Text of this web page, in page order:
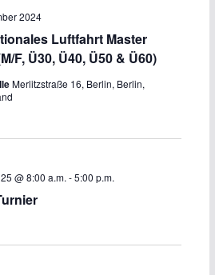
i
o
Luftfahrt Master
F, Ü30, Ü40, Ü50 & Ü60)
2024
Merlitzstraße 16, Berlin, Berlin,
@ 8:00 a.m. -5:00 p.m.